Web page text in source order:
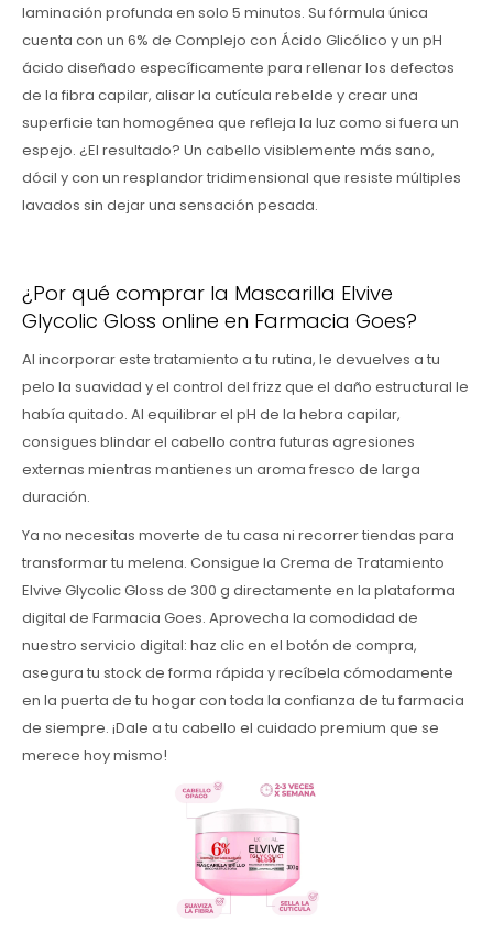
laminación profunda en solo 5 minutos. Su fórmula única
cuenta con un 6% de Complejo con Ácido Glicólico y un pH
ácido diseñado específicamente para rellenar los defectos
de la fibra capilar, alisar la cutícula rebelde y crear una
superficie tan homogénea que refleja la luz como si fuera un
espejo. ¿El resultado? Un cabello visiblemente más sano,
dócil y con un resplandor tridimensional que resiste múltiples
lavados sin dejar una sensación pesada.
¿Por qué comprar la Mascarilla Elvive
Glycolic Gloss online en Farmacia Goes?
Al incorporar este tratamiento a tu rutina, le devuelves a tu
pelo la suavidad y el control del frizz que el daño estructural le
había quitado. Al equilibrar el pH de la hebra capilar,
consigues blindar el cabello contra futuras agresiones
externas mientras mantienes un aroma fresco de larga
duración.
Ya no necesitas moverte de tu casa ni recorrer tiendas para
transformar tu melena. Consigue la Crema de Tratamiento
Elvive Glycolic Gloss de 300 g directamente en la plataforma
digital de Farmacia Goes. Aprovecha la comodidad de
nuestro servicio digital: haz clic en el botón de compra,
asegura tu stock de forma rápida y recíbela cómodamente
en la puerta de tu hogar con toda la confianza de tu farmacia
de siempre. ¡Dale a tu cabello el cuidado premium que se
merece hoy mismo!